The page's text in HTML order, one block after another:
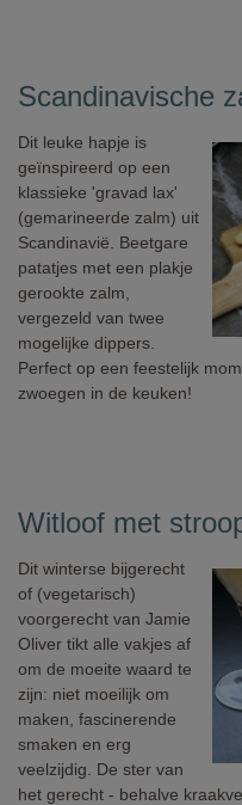
Scandinavische
Dit leuke hapje is
geïnspireerd op een
klassieke 'gravad lax'
(gemarineerde zalm) uit
Scandinavië. Beetgare
patatjes met een plakje
gerookte zalm,
vergezeld van twee
mogelijke dippers.
Perfect op een feestelijk
zwoegen in de keuken!
Witloof met
Dit winterse bijgerecht
of (vegetarisch)
voorgerecht van Jamie
Oliver tikt alle vakjes af
om de moeite waard te
zijn: niet moeilijk om
maken, fascinerende
smaken en erg
veelzijdig. De ster van
het gerecht - behalve